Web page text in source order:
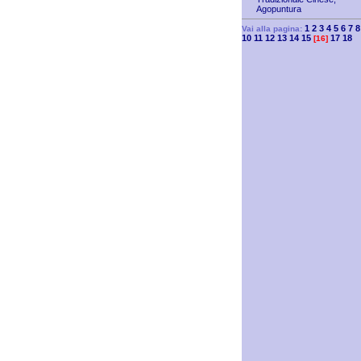
Agopuntura
Vai alla pagina: 1 2 3 4 5 6 7 8
10 11 12 13 14 15 [16] 17 18